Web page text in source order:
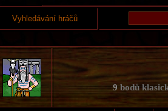
Vyhledávání hráčů
9 bodů